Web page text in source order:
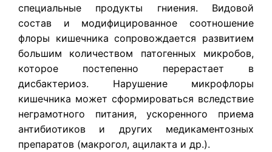
специальные продукты гниения. Видовой
состав и модифицированное соотношение
флоры кишечника сопровождается развитием
большим количеством патогенных микробов,
которое постепенно перерастает в
дисбактериоз. Нарушение микрофлоры
кишечника может сформироваться вследствие
неграмотного питания, ускоренного приема
антибиотиков и других медикаментозных
препаратов (макрогол, ацилакта и др.).